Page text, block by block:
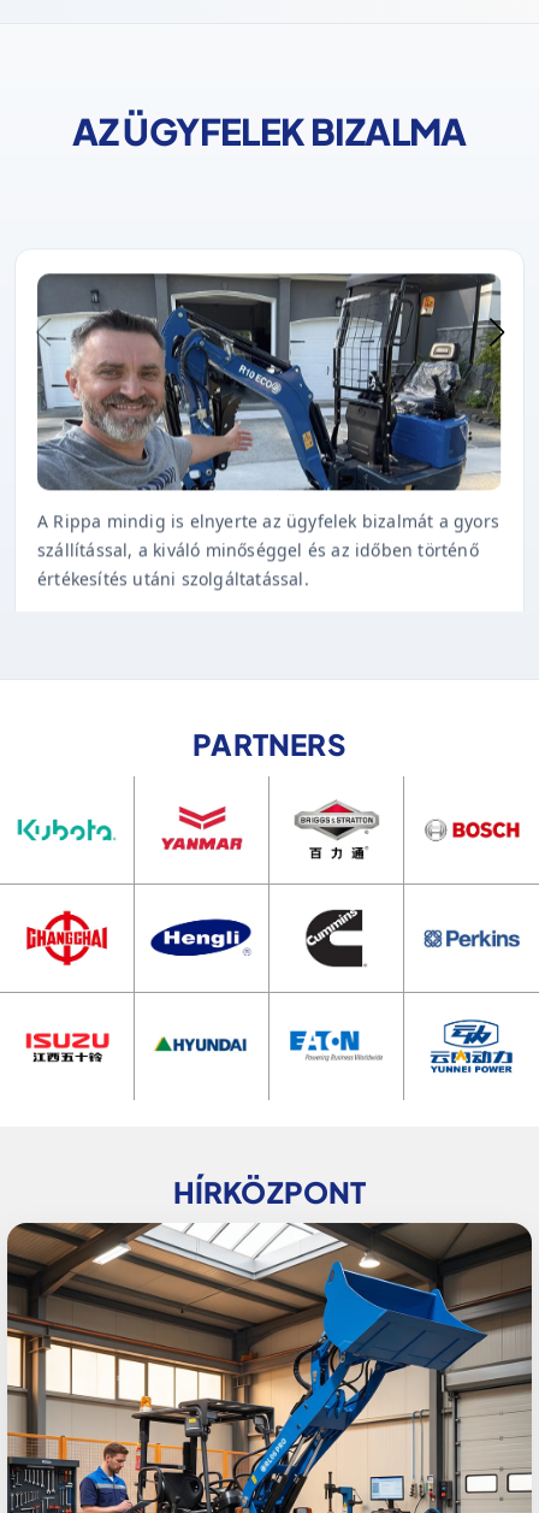
AZ ÜGYFELEK BIZALMA
A Rippa mindig is elnyerte az ügyfelek bizalmát a gyors
szállítással, a kiváló minőséggel és az időben történő
értékesítés utáni szolgáltatással.
PARTNERS
HÍRKÖZPONT